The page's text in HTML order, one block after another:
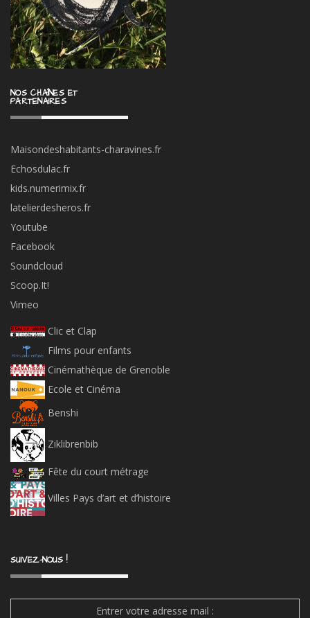
NOS CHAÎNES ET
PARTENAIRES
Maisondeshabitants-charavines.fr
Echosdulac.fr
kids.numerimix.fr
latelierdesheros.fr
Youtube
Facebook
Soundcloud
Scoop.It!
Vimeo
Clic et Clap
Films pour enfants
Cinémathèque de Grenoble
Ecole et Cinéma
Benshi
Ziklibrenbib
Fête du court métrage
Villes Pays d’art et d’histoire
SUIVEZ-NOUS !
Entrer votre adresse mail :